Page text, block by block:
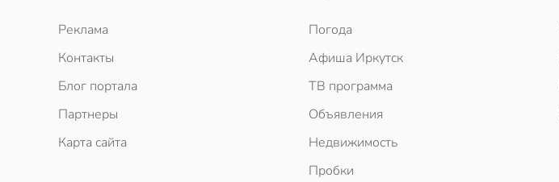
Реклама
Контакты
Блог портала
Партнеры
Карта сайта
Погода
Афиша Иркутск
ТВ программа
Объявления
Недвижимость
Пробки